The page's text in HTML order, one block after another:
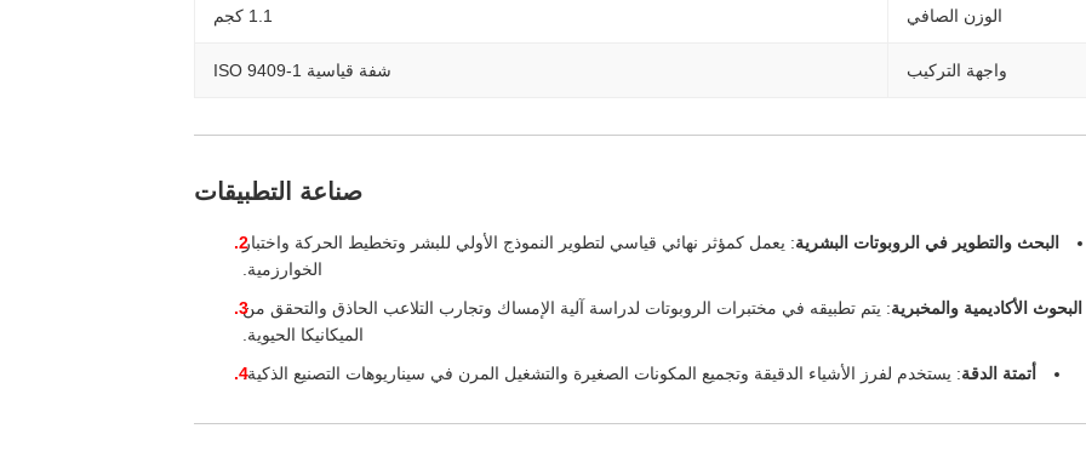
الوزن الصافي 1.1 كجم
واجهة التركيب شفة قياسية ISO 9409-1
صناعة التطبيقات
البحث والتطوير في الروبوتات البشرية: يعمل كمؤثر نهائي قياسي لتطوير النموذج الأولي للبشر وتخطيط الحركة واختبار
الخوارزمية.
البحوث الأكاديمية والمخبرية: يتم تطبيقه في مختبرات الروبوتات لدراسة آلية الإمساك وتجارب التلاعب الحاذق والتحقق من
الميكانيكا الحيوية.
أتمتة الدقة: يستخدم لفرز الأشياء الدقيقة وتجميع المكونات الصغيرة والتشغيل المرن في سيناريوهات التصنيع الذكية.